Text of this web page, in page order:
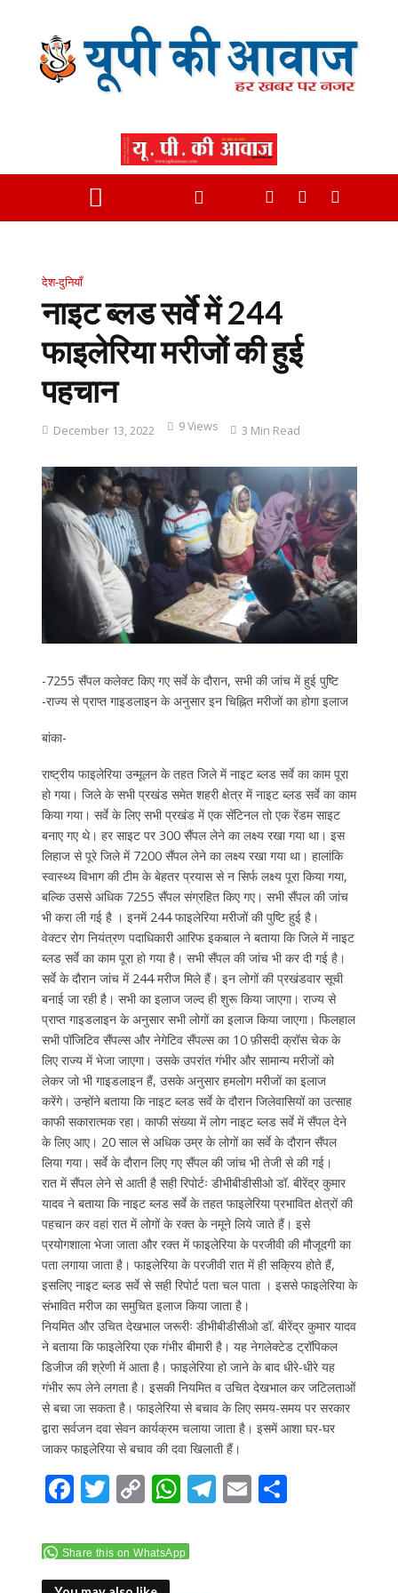
देश-दुनियाँ
नाइट ब्लड सर्वे में 244
फाइलेरिया मरीजों की हुई
पहचान
December 13, 2022 9 Views 3 Min Read
-7255 सैंपल कलेक्ट किए गए सर्वे के दौरान, सभी की जांच में हुई पुष्टि
-राज्य से प्राप्त गाइडलाइन के अनुसार इन चिह्नित मरीजों का होगा इलाज
बांका-
राष्ट्रीय फाइलेरिया उन्मूलन के तहत जिले में नाइट ब्लड सर्वे का काम पूरा
हो गया। जिले के सभी प्रखंड समेत शहरी क्षेत्र में नाइट ब्लड सर्वे का काम
किया गया। सर्वे के लिए सभी प्रखंड में एक सेंटिनल तो एक रेंडम साइट
बनाए गए थे। हर साइट पर 300 सैंपल लेने का लक्ष्य रखा गया था। इस
लिहाज से पूरे जिले में 7200 सैंपल लेने का लक्ष्य रखा गया था। हालांकि
स्वास्थ्य विभाग की टीम के बेहतर प्रयास से न सिर्फ लक्ष्य पूरा किया गया,
बल्कि उससे अधिक 7255 सैंपल संग्रहित किए गए। सभी सैंपल की जांच
भी करा ली गई है । इनमें 244 फाइलेरिया मरीजों की पुष्टि हुई है।
वेक्टर रोग नियंत्रण पदाधिकारी आरिफ इकबाल ने बताया कि जिले में नाइट
ब्लड सर्वे का काम पूरा हो गया है। सभी सैंपल की जांच भी कर दी गई है।
सर्वे के दौरान जांच में 244 मरीज मिले हैं। इन लोगों की प्रखंडवार सूची
बनाई जा रही है। सभी का इलाज जल्द ही शुरू किया जाएगा। राज्य से
प्राप्त गाइडलाइन के अनुसार सभी लोगों का इलाज किया जाएगा। फिलहाल
सभी पॉजिटिव सैंपल्स और नेगेटिव सैंपल्स का 10 फ़ीसदी क्रॉस चेक के
लिए राज्य में भेजा जाएगा। उसके उपरांत गंभीर और सामान्य मरीजों को
लेकर जो भी गाइडलाइन हैं, उसके अनुसार हमलोग मरीजों का इलाज
करेंगे। उन्होंने बताया कि नाइट ब्लड सर्वे के दौरान जिलेवासियों का उत्साह
काफी सकारात्मक रहा। काफी संख्या में लोग नाइट ब्लड सर्वे में सैंपल देने
के लिए आए। 20 साल से अधिक उम्र के लोगों का सर्वे के दौरान सैंपल
लिया गया। सर्वे के दौरान लिए गए सैंपल की जांच भी तेजी से की गई।
रात में सैंपल लेने से आती है सही रिपोर्टः डीभीबीडीसीओ डॉ. बीरेंद्र कुमार
यादव ने बताया कि नाइट ब्लड सर्वे के तहत फाइलेरिया प्रभावित क्षेत्रों की
पहचान कर वहां रात में लोगों के रक्त के नमूने लिये जाते हैं। इसे
प्रयोगशाला भेजा जाता और रक्त में फाइलेरिया के परजीवी की मौजूदगी का
पता लगाया जाता है। फाइलेरिया के परजीवी रात में ही सक्रिय होते हैं,
इसलिए नाइट ब्लड सर्वे से सही रिपोर्ट पता चल पाता । इससे फाइलेरिया के
संभावित मरीज का समुचित इलाज किया जाता है।
नियमित और उचित देखभाल जरूरीः डीभीबीडीसीओ डॉ. बीरेंद्र कुमार यादव
ने बताया कि फाइलेरिया एक गंभीर बीमारी है। यह नेगलेक्टेड ट्रॉपिकल
डिजीज की श्रेणी में आता है। फाइलेरिया हो जाने के बाद धीरे-धीरे यह
गंभीर रूप लेने लगता है। इसकी नियमित व उचित देखभाल कर जटिलताओं
से बचा जा सकता है। फाइलेरिया से बचाव के लिए समय-समय पर सरकार
द्वारा सर्वजन दवा सेवन कार्यक्रम चलाया जाता है। इसमें आशा घर-घर
जाकर फाइलेरिया से बचाव की दवा खिलाती हैं।
F
e
b
T
itt
er
C
p
y
W
at
T E S
Share this on WhatsApp